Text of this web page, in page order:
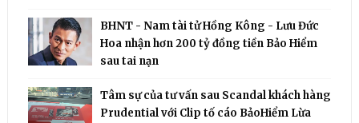
BHNT - Nam tài tử Hồng Kông - Lưu Đức
Hoa nhận hơn 200 tỷ đồng tiền Bảo Hiểm
sau tai nạn
Tâm sự của tư vấn sau Scandal khách hàng
Prudential với Clip tố cáo BảoHiểm Lừa